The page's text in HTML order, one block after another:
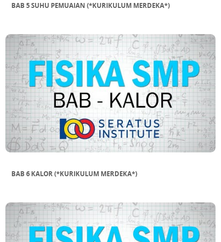
BAB 5 SUHU PEMUAIAN (*KURIKULUM MERDEKA*)
BAB 6 KALOR (*KURIKULUM MERDEKA*)